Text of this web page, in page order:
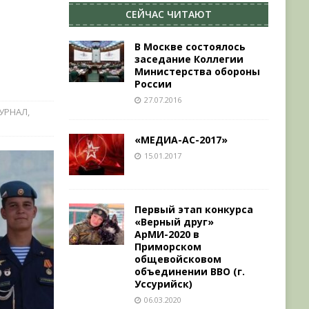
,
СЕЙЧАС ЧИТАЮТ
В Москве состоялось
заседание Коллегии
Министерства обороны
России
27.07.2016
«МЕДИА-АС-2017»
15.01.2017
Первый этап конкурса
«Верный друг»
АрМИ-2020 в
Приморском
общевойсковом
объединении ВВО (г.
Уссурийск)
06.03.2020